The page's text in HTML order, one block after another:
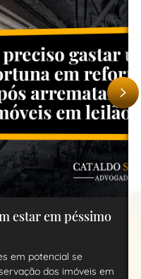
estar em péssimo
em potencial se
dos imóveis em